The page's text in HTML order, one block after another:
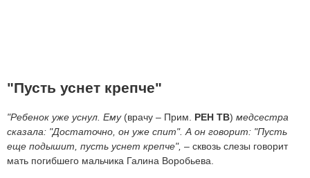
"Пусть уснет крепче"
"Ребенок уже уснул. Ему (врачу – Прим. РЕН ТВ) медсестра
сказала: "Достаточно, он уже спит". А он говорит: "Пусть
еще подышит, пусть уснет крепче", – сквозь слезы говорит
мать погибшего мальчика Галина Воробьева.